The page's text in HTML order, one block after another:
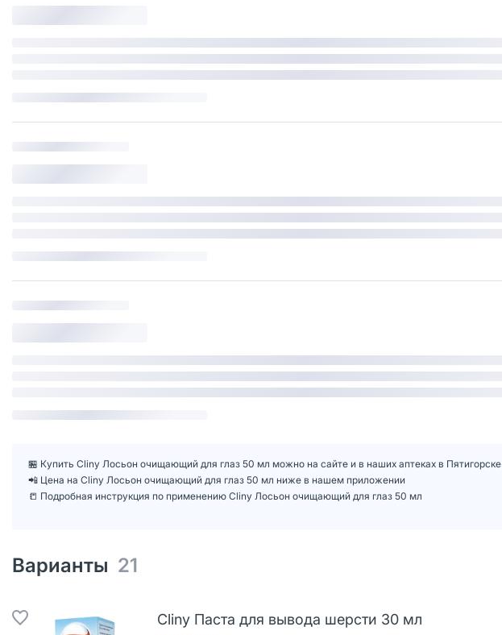
🏪 Купить Cliny Лосьон очищающий для глаз 50 мл можно на сайте и в наших аптеках в Пятигорске
📲 Цена на Cliny Лосьон очищающий для глаз 50 мл ниже в нашем приложении
📒 Подробная инструкция по применению Cliny Лосьон очищающий для глаз 50 мл
Варианты 21
Cliny Паста для вывода шерсти 30 мл